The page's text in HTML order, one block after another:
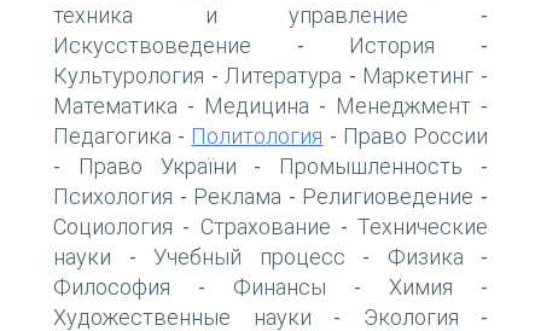
техника и управление -
Искусствоведение - История -
Культурология - Литература - Маркетинг -
Математика - Медицина - Менеджмент -
Педагогика - Политология - Право России
- Право України - Промышленность -
Психология - Реклама - Религиоведение -
Социология - Страхование - Технические
науки - Учебный процесс - Физика -
Философия - Финансы - Химия -
Художественные науки - Экология -